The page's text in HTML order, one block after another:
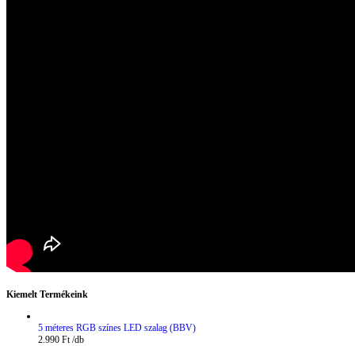
Kiemelt Termékeink
5 méteres RGB színes LED szalag (BBV)
2.990 Ft